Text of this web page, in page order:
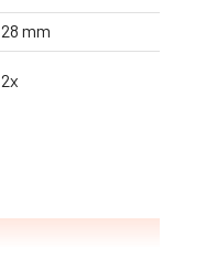
28 mm
2x